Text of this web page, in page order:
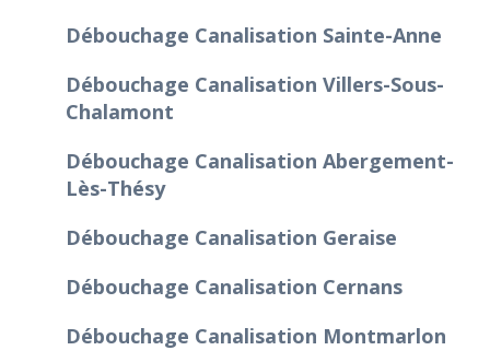
Débouchage Canalisation Sainte-Anne
Débouchage Canalisation Villers-Sous-
Chalamont
Débouchage Canalisation Abergement-
Lès-Thésy
Débouchage Canalisation Geraise
Débouchage Canalisation Cernans
Débouchage Canalisation Montmarlon